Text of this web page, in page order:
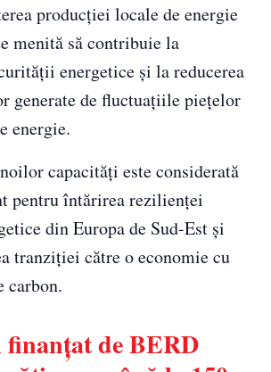
producției locale de energie
menită să contribuie la
energetice și la reducerea
generate de fluctuațiile piețelor
energie.
capacități este considerată
pentru întărirea rezilienței
din Europa de Sud-Est și
tranziției către o economie cu
carbon.
de BERD